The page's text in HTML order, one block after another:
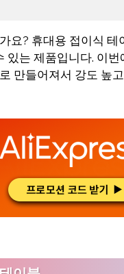
요? 휴대용 접이식 테
있는 제품입니다. 이
만들어져서 강도 높